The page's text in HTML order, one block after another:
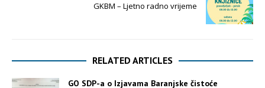
GKBM – Ljetno radno vrijeme
RELATED ARTICLES
GO SDP-a o Izjavama Baranjske čistoće